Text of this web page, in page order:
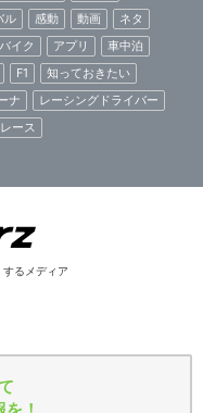
ル 感動 動画
ネタ
バイク アプリ
車中泊
F1
知っておきたい
ナ
レーシングドライバー
レース
るメディア